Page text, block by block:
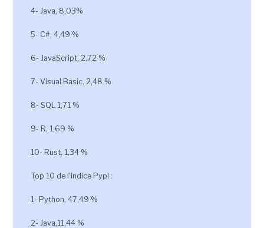
4- Java, 8,03%
5- C#, 4,49 %
6- JavaScript, 2,72 %
7- Visual Basic, 2,48 %
8- SQL 1,71 %
9- R, 1,69 %
10- Rust, 1,34 %
Top 10 de l'indice Pypl :
1- Python, 47,49 %
2- Java,11,44 %